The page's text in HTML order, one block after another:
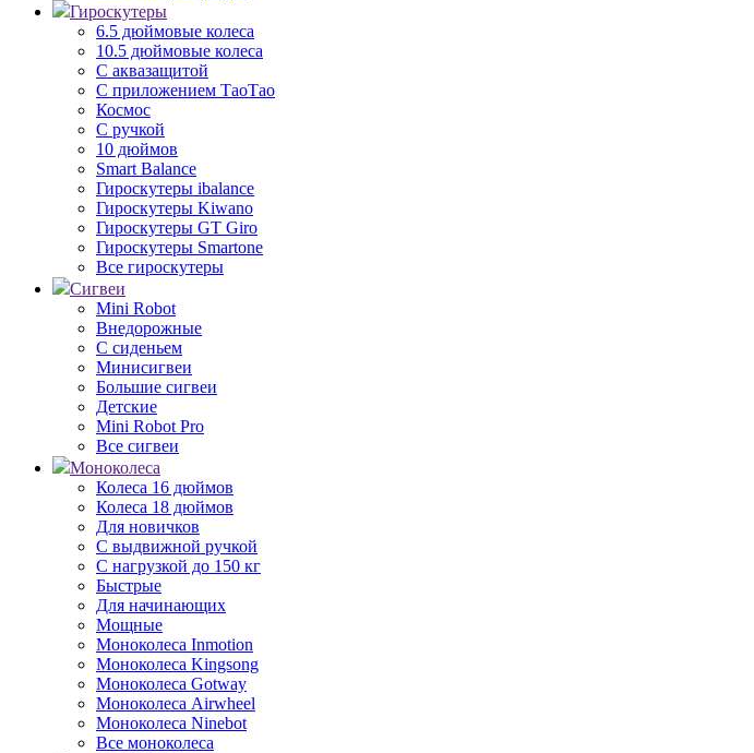
Гироскутеры
6.5 дюймовые колеса
10.5 дюймовые колеса
С аквазащитой
С приложением ТаоТао
Космос
С ручкой
10 дюймов
Smart Balance
Гироскутеры ibalance
Гироскутеры Kiwano
Гироскутеры GT Giro
Гироскутеры Smartone
Все гироскутеры
Сигвеи
Mini Robot
Внедорожные
С сиденьем
Минисигвеи
Большие сигвеи
Детские
Mini Robot Pro
Все сигвеи
Моноколеса
Колеса 16 дюймов
Колеса 18 дюймов
Для новичков
С выдвижной ручкой
С нагрузкой до 150 кг
Быстрые
Для начинающих
Мощные
Моноколеса Inmotion
Моноколеса Kingsong
Моноколеса Gotway
Моноколеса Airwheel
Моноколеса Ninebot
Все моноколеса